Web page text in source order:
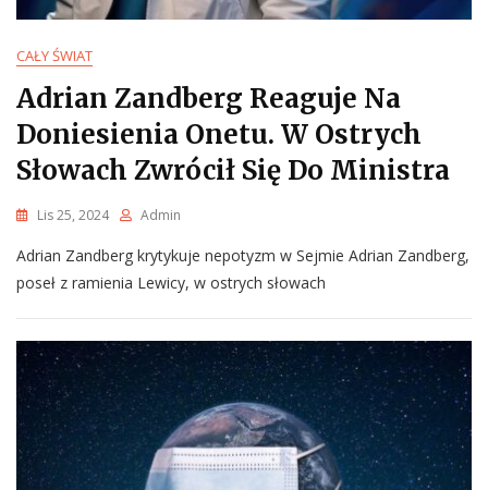
CAŁY ŚWIAT
Adrian Zandberg Reaguje Na
Doniesienia Onetu. W Ostrych
Słowach Zwrócił Się Do Ministra
Lis 25, 2024 Admin
Adrian Zandberg krytykuje nepotyzm w Sejmie Adrian Zandberg,
poseł z ramienia Lewicy, w ostrych słowach